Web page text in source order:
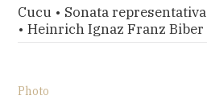
Cucu • Sonata representativa
• Heinrich Ignaz Franz Biber
Photo